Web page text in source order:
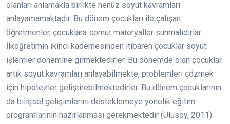
olanları anlamakla birlikte henüz soyut kavramları
anlayamamaktadır. Bu dönem çocukları ile çalışan
öğretmenler, çocuklara somut materyaller sunmalıdırlar.
İlköğretimin ikinci kademesinden itibaren çocuklar soyut
işlemler dönemine girmektedirler. Bu dönemde olan çocuklar
artık soyut kavramları anlayabilmekte, problemleri çözmek
için hipotezler geliştirebilmektedirler. Bu dönem çocuklarının
da bilişsel gelişimlerini desteklemeye yönelik eğitim
programlarının hazırlanması gerekmektedir (Ulusoy, 2011).